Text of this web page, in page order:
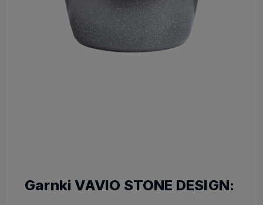
Garnki VAVIO STONE DESIGN: